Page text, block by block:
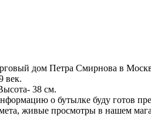
дом Петра Смирнова в
век.
38 см.
о бутылке буду готов
живые просмотры в нашем